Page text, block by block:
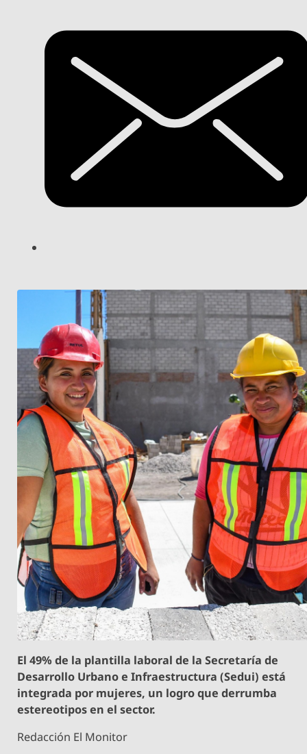
El 49% de la plantilla laboral de la Secretaría de
Desarrollo Urbano e Infraestructura (Sedui) está
integrada por mujeres, un logro que derrumba
estereotipos en el sector.
Redacción El Monitor